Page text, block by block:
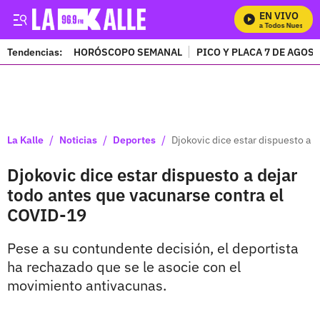
EN VIVO
Mira Todos Nuestros
Tendencias: HORÓSCOPO SEMANAL PICO Y PLACA 7 DE
La Kalle / Noticias / Deportes / Djokovic dice estar dispuesto a
Djokovic dice estar dispuesto a dejar
todo antes que vacunarse contra el
COVID-19
Pese a su contundente decisión, el deportista
ha rechazado que se le asocie con el
movimiento antivacunas.